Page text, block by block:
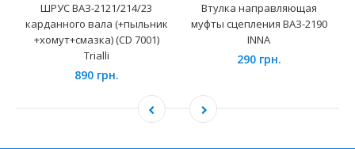
ШРУС ВАЗ-2121/214/23
карданного вала (+пыльник
+хомут+смазка) (CD 7001)
Trialli
890 грн.
Втулка направляющая
муфты сцепления ВАЗ-2190
INNA
290 грн.